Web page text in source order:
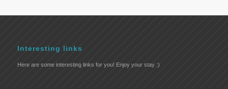
Interesting links
Here are some interesting links for you! Enjoy your stay :)